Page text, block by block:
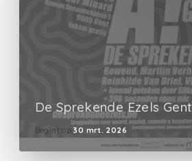
De Sprekende Ezels Gent
Begint op 30 mrt. 2026